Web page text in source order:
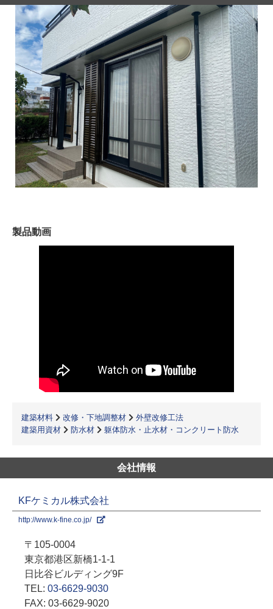
製品動画
建築材料 改修・下地調整材
外壁改修工法
建築用資材
防水材 躯体防水・止水材・コンクリート防水
会社情報
KFケミカル株式会社
http://www.k-fine.co.jp/
〒105-0004
東京都港区新橋1-1-1
日比谷ビルディング9F
TEL: 03-6629-9030
FAX: 03-6629-9020